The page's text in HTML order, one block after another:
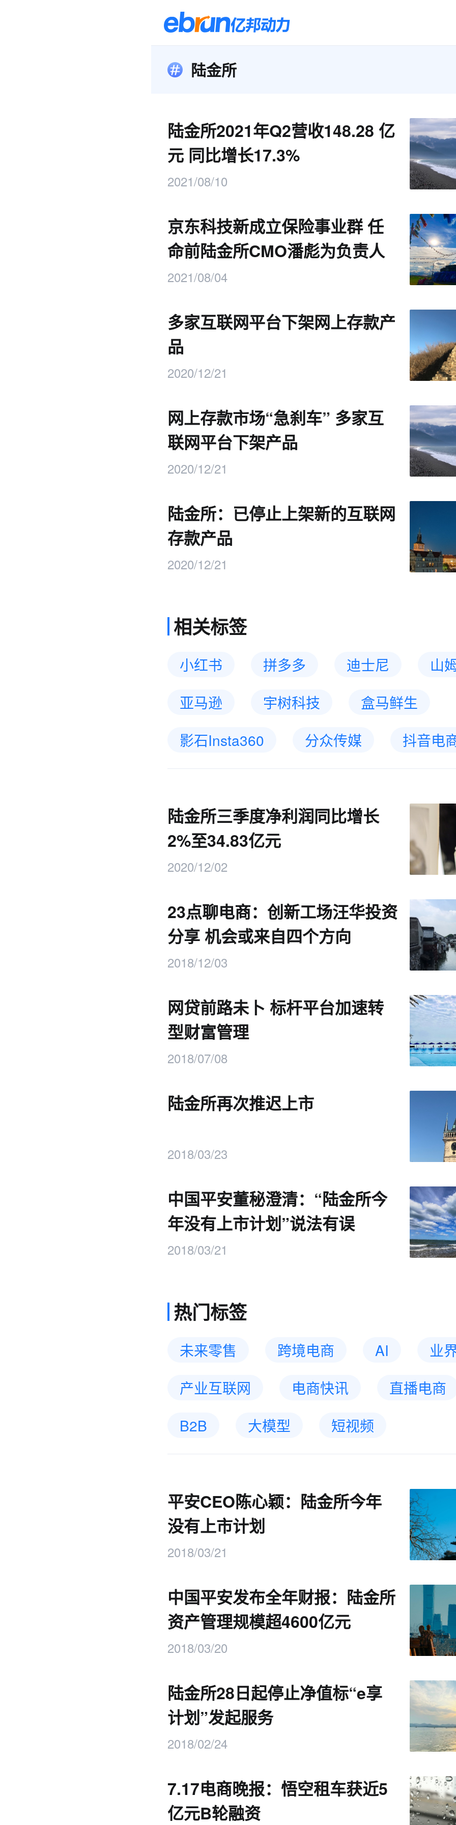
陆金所
陆金所2021年Q2营收148.28 亿
元 同比增长17.3%
2021/08/10
京东科技新成立保险事业群 任
命前陆金所CMO潘彪为负责人
2021/08/04
多家互联网平台下架网上存款产
品
2020/12/21
网上存款市场“急刹车” 多家互
联网平台下架产品
2020/12/21
陆金所：已停止上架新的互联网
存款产品
2020/12/21
相关标签
小红书 拼多多 迪士尼
山
亚马逊
宇树科技
盒马鲜生
影石Insta360
分众传媒 抖音电
陆金所三季度净利润同比增长
2%至34.83亿元
2020/12/02
23点聊电商：创新工场汪华投资
分享 机会或来自四个方向
2018/12/03
网贷前路未卜 标杆平台加速转
型财富管理
2018/07/08
陆金所再次推迟上市
2018/03/23
中国平安董秘澄清：“陆金所今
年没有上市计划”说法有误
2018/03/21
热门标签
未来零售 跨境电商 AI
业
产业互联网
电商快讯
直播电商
B2B
大模型 短视频
平安CEO陈心颖：陆金所今年
没有上市计划
2018/03/21
中国平安发布全年财报：陆金所
资产管理规模超4600亿元
2018/03/20
陆金所28日起停止净值标“e享
计划”发起服务
2018/02/24
7.17电商晚报：悟空租车获近5
亿元B轮融资